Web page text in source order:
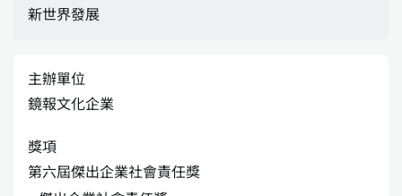
新世界發展
主辦單位
鏡報文化企業
獎項
第六屆傑出企業社會責任獎